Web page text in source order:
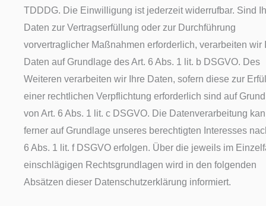
TDDDG. Die Einwilligung ist jederzeit widerrufbar. Sind
Daten zur Vertragserfüllung oder zur Durchführung
vorvertraglicher Maßnahmen erforderlich, verarbeiten wir
Daten auf Grundlage des Art. 6 Abs. 1 lit. b DSGVO. Des
Weiteren verarbeiten wir Ihre Daten, sofern diese zur
einer rechtlichen Verpflichtung erforderlich sind auf
von Art. 6 Abs. 1 lit. c DSGVO. Die Datenverarbeitung
ferner auf Grundlage unseres berechtigten Interesses
6 Abs. 1 lit. f DSGVO erfolgen. Über die jeweils im
einschlägigen Rechtsgrundlagen wird in den folgenden
Absätzen dieser Datenschutzerklärung informiert.